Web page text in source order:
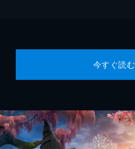
今すぐ読む